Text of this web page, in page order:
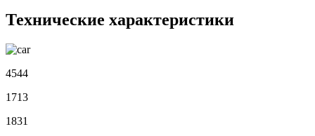
Технические характеристики
4544
1713
1831